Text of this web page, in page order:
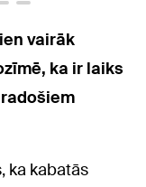
vairāk
ka ir laiks
ka kabatās